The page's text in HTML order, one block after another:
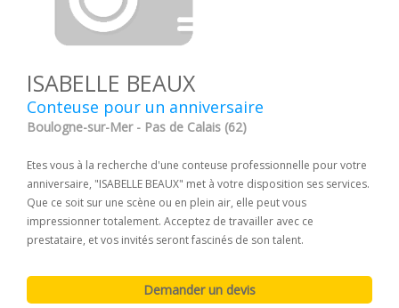
ISABELLE BEAUX
Conteuse pour un anniversaire
Boulogne-sur-Mer - Pas de Calais (62)
Etes vous à la recherche d'une conteuse professionnelle pour votre
anniversaire, "ISABELLE BEAUX" met à votre disposition ses services.
Que ce soit sur une scène ou en plein air, elle peut vous
impressionner totalement. Acceptez de travailler avec ce
prestataire, et vos invités seront fascinés de son talent.